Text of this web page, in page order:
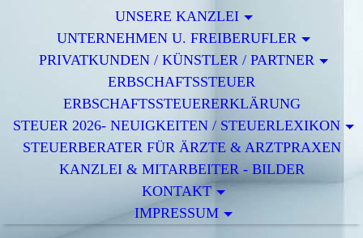
UNSERE KANZLEI
UNTERNEHMEN U. FREIBERUFLER
PRIVATKUNDEN / KÜNSTLER / PARTNER
ERBSCHAFTSSTEUER
ERBSCHAFTSSTEUERERKLÄRUNG
STEUER 2026- NEUIGKEITEN / STEUERLEXIKON
STEUERBERATER FÜR ÄRZTE & ARZTPRAXEN
KANZLEI & MITARBEITER - BILDER
KONTAKT
IMPRESSUM